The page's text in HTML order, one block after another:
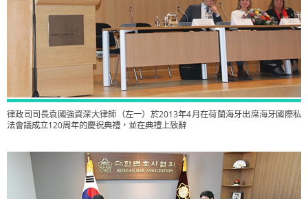
律政司司長袁國強資深大律師（左一）於2013年4月在荷蘭海牙出席海牙國際私
法會議成立120周年的慶祝典禮，並在典禮上致辭